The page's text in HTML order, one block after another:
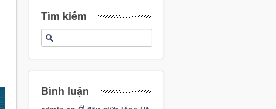
Tìm kiếm
Bình luận